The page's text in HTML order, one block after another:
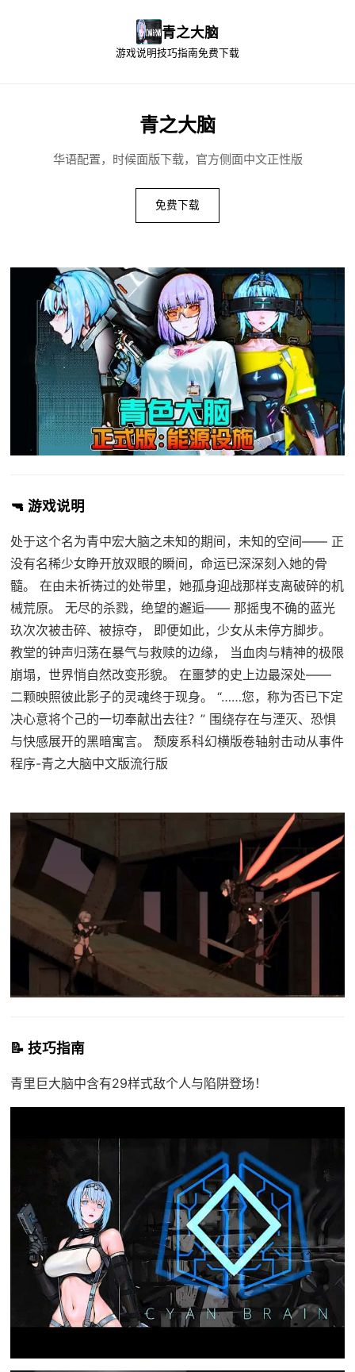
青之大脑
游戏说明技巧指南免费下载
青之大脑
华语配置，时候面版下载，官方侧面中文正性版
免费下载
🔫 游戏说明
处于这个名为青中宏大脑之未知的期间，未知的空间—— 正
没有名稀少女睁开放双眼的瞬间，命运已深深刻入她的骨
髓。 在由未祈祷过的处带里，她孤身迎战那样支离破碎的机
械荒原。 无尽的杀戮，绝望的邂逅—— 那摇曳不确的蓝光
玖次次被击碎、被掠夺， 即便如此，少女从未停方脚步。
教堂的钟声归荡在暴气与救赎的边缘， 当血肉与精神的极限
崩塌，世界悄自然改变形貌。 在噩梦的史上边最深处——
二颗映照彼此影子的灵魂终于现身。 “……您，称为否已下定
决心意将个己的一切奉献出去往？” 围绕存在与湮灭、恐惧
与快感展开的黑暗寓言。 颓废系科幻横版卷轴射击动从事件
程序-青之大脑中文版流行版
📝 技巧指南
青里巨大脑中含有29样式敌个人与陷阱登场！